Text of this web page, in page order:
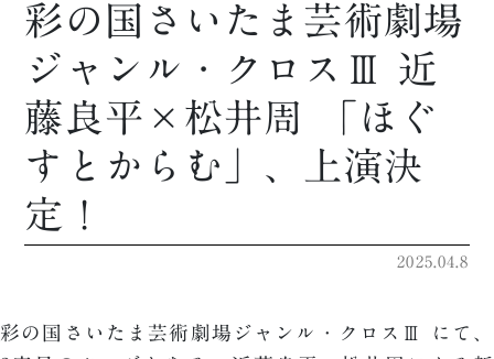
彩の国さいたま芸術劇場
ジャンル・クロスⅢ 近
藤良平×松井周 「ほぐ
すとからむ」、上演決
定！
2025.04.8
彩の国さいたま芸術劇場ジャンル・クロスⅢ にて、